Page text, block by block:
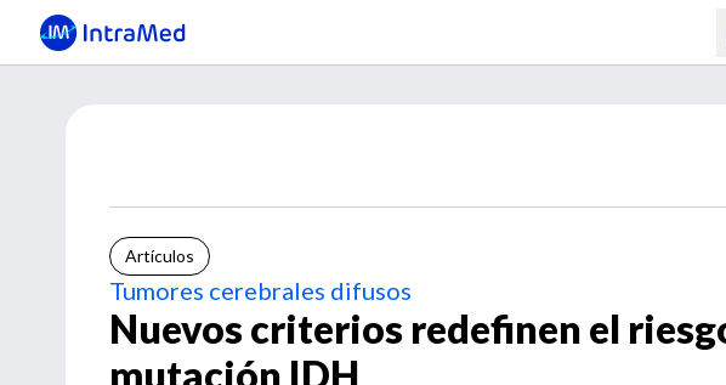
Artículos
Tumores cerebrales difusos
Nuevos criterios redefinen el
mutación IDH